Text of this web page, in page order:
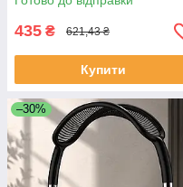
вушками
435 ₴ 621,43 ₴
Купити
–30%